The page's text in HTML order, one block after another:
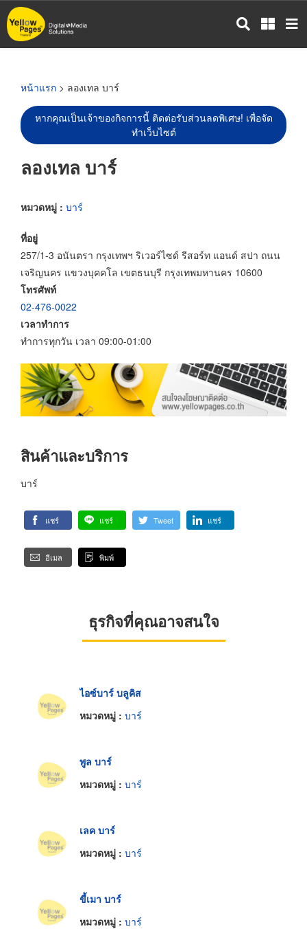
ข้าม
ไป
หน้าแรก > ลองเทล บาร์
หากคุณเป็นเจ้าของกิจการนี้ ติดต่อรับส่วนลดพิเศษ! เพื่อจัด
ทำเว็บไซต์
ลองเทล บาร์
หมวดหมู่ : บาร์
ที่อยู่
257/1-3 อนันตรา กรุงเทพฯ ริเวอร์ไซด์ รีสอร์ท แอนด์ สปา ถนน
เจริญนคร แขวงบุคคโล เขตธนบุรี กรุงเทพมหานคร 10600
โทรศัพท์
02-476-0022
เวลาทำการ
ทำการทุกวัน เวลา 09:00-01:00
สินค้าและบริการ
บาร์
แชร์ แชร์ Tweet แชร์
อีเมล พิมพ์
ธุรกิจที่คุณอาจสนใจ
ไอซ์บาร์ บลูคิส
หมวดหมู่ : บาร์
พูล บาร์
หมวดหมู่ : บาร์
เลค บาร์
หมวดหมู่ : บาร์
ขี้เมา บาร์
หมวดหมู่ : บาร์